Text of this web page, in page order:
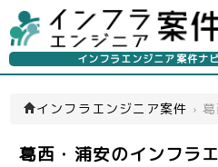
インフラエンジニア案件ナビ
インフラエンジニア案件 ›
葛西・浦安のインフラ